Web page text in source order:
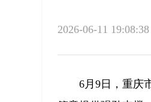
2026-06-11 19:08:38
6月9日，重庆